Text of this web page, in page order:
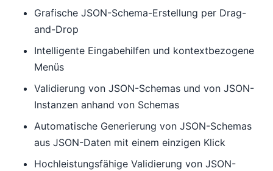
Grafische JSON-Schema-Erstellung per Drag-
and-Drop
Intelligente Eingabehilfen und kontextbezogene
Menüs
Validierung von JSON-Schemas und von JSON-
Instanzen anhand von Schemas
Automatische Generierung von JSON-Schemas
aus JSON-Daten mit einem einzigen Klick
Hochleistungsfähige Validierung von JSON-